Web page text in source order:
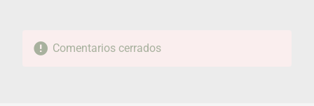
Comentarios cerrados